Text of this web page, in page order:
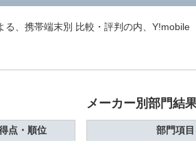
る、携帯端末別 比較・評判の内、
点・順位
メーカー別部門結
部門項目